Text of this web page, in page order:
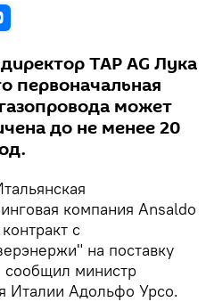
TAP AG Лука
первоначальная
может
до не менее 20
компания Ansaldo
с
на поставку
сообщил министр
Италии Адольфо Урсо.